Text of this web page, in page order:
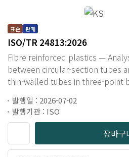
표준 판매
ISO/TR 24813:2026
Fibre reinforced plastics —
between circular-section tubes
thin-walled tubes in three-point
발행일 : 2026-07-02
발행기관 : ISO
장바구